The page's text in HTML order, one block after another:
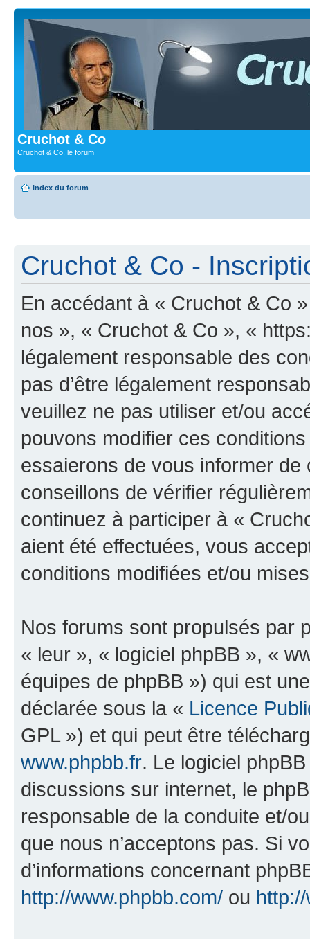
Cruchot & Co
Cruchot & Co, le forum
Index du forum
Cruchot & Co -
En accédant à « Cruchot & Co
nos », « Cruchot & Co », «
légalement responsable des
pas d’être légalement
veuillez ne pas utiliser et/ou
pouvons modifier ces
essaierons de vous informer
conseillons de vérifier
continuez à participer à «
aient été effectuées, vous
conditions modifiées et/ou
Nos forums sont propulsés par
« leur », « logiciel phpBB », «
équipes de phpBB ») qui est
déclarée sous la « Licence
GPL ») et qui peut être
www.phpbb.fr. Le logiciel
discussions sur internet, le
responsable de la conduite et/
que nous n’acceptons pas. Si
d’informations concernant
http://www.phpbb.com/ ou